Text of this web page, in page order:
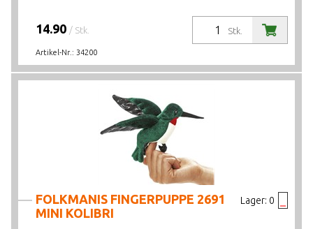
Stk.
14.90 / Stk.
Artikel-Nr.: 34200
Lager: 0
FOLKMANIS FINGERPUPPE 2691
MINI KOLIBRI